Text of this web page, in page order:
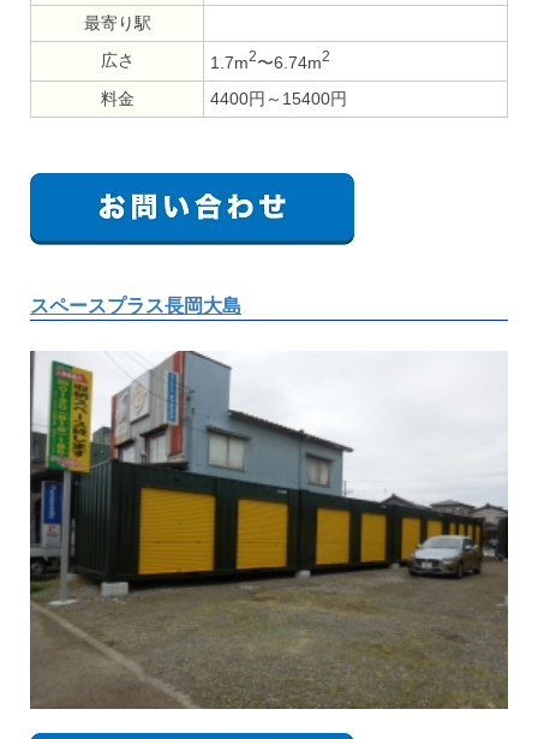
最寄り駅
広さ
1.7m2〜6.74m2
料金 4400円～15400円
スペースプラス長岡大島